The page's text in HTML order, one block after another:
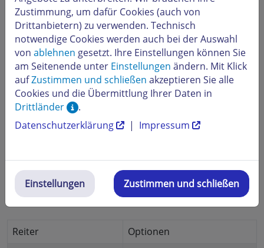
Welche Änderungen kann ich online
vornehmen?
Sie können online eigenständig Ihre Zugangsdaten,
Kundendaten, Kontaktwege und
Zahlungsinformationen ändern. Wir erklären Ihnen
unter dem Bild, welche Änderungsmöglichkeiten sich
hinter den jeweiligen Punkten verbergen.
Reiter
Optionen
Zustimmung, um dafür Cookies (auch von
Drittanbietern) zu verwenden. Technisch
notwendige Cookies werden auch bei der Auswahl
von ablehnen gesetzt. Ihre Einstellungen können Sie
am Seitenende unter Einstellungen ändern. Mit Klick
aufZustimmen und schließen akzeptieren Sie alle
Cookies und die Übermittlung Ihrer Daten in
Drittländer
.
Datenschutzerklärung
| Impressum
Einstellungen Zustimmen und schließen